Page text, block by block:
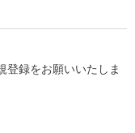
登録をお願いいたしま